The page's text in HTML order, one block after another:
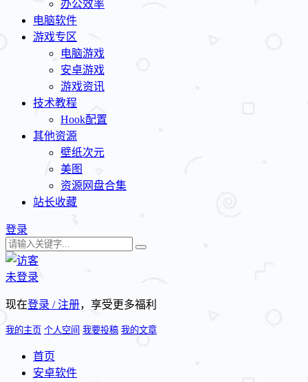
办公效率
电脑软件
游戏专区
电脑游戏
安卓游戏
游戏资讯
技术教程
Hook配置
其他资源
壁纸次元
美图
资源网盘合集
站长收藏
登录
未登录
现在登录 / 注册，享受更多福利
我的主页 个人空间 我要投稿 我的文章
首页
安卓软件